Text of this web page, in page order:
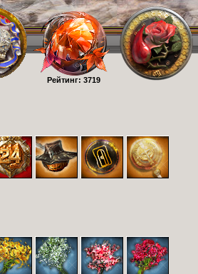
Рейтинг: 3719